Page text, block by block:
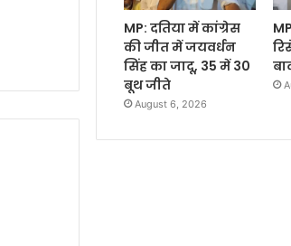
MP: दतिया में कांग्रेस
की जीत में जयवर्धन
सिंह का जादू, 35 में 30
बूथ जीते
August 6, 2026